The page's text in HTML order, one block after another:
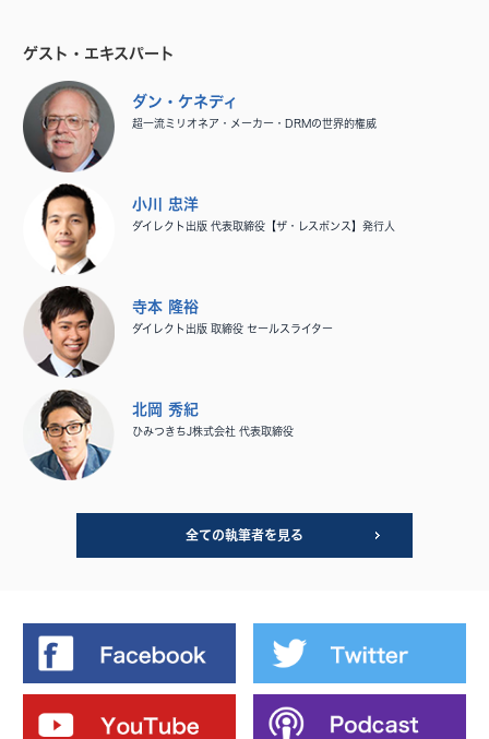
ゲスト・エキスパート
ダン・ケネディ
超一流ミリオネア・メーカー・DRMの世界的権威
小川 忠洋
ダイレクト出版 代表取締役【ザ・レスポンス】発行人
寺本 隆裕
ダイレクト出版 取締役 セールスライター
北岡 秀紀
ひみつきちJ株式会社 代表取締役
全ての執筆者を見る